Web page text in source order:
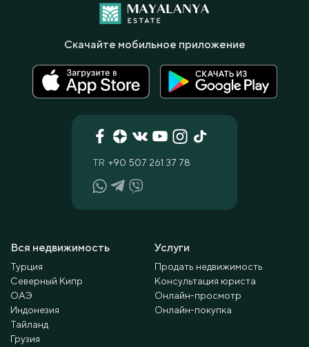
Вся недвижимость
Турция
Северный Кипр
ОАЭ
Индонезия
Тайланд
Грузия
Услуги
Продать недвижимость
Консультация юриста
Онлайн-просмотр
Онлайн-покупка
TR +90 507 261 37 78
Скачайте мобильное приложение